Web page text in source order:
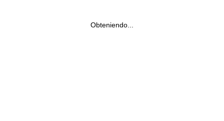
Obteniendo...